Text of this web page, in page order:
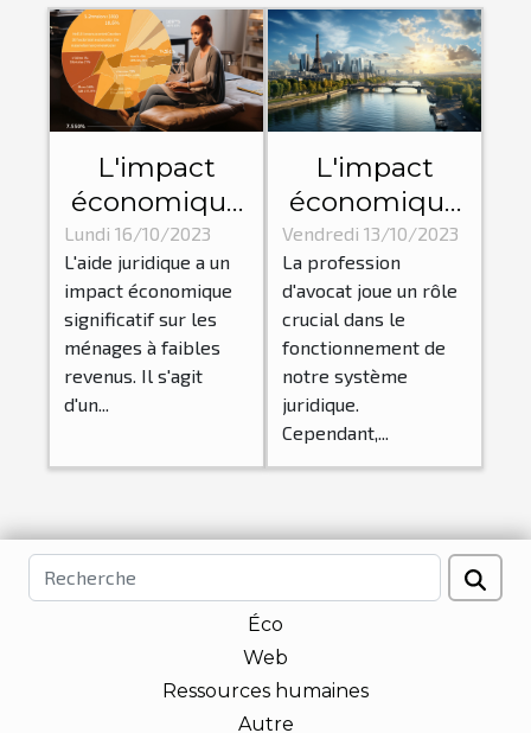
L'impact
économique
de l'aide
juridique sur
les ménages
à faibles
revenus
Lundi 16/10/2023
L'aide juridique a un
impact économique
significatif sur les
ménages à faibles
revenus. Il s'agit
d'un...
L'impact
économique
de la
profession
d'avocat à
Paris
Vendredi 13/10/2023
La profession
d'avocat joue un rôle
crucial dans le
fonctionnement de
notre système
juridique.
Cependant,...
Éco
Web
Ressources humaines
Autre